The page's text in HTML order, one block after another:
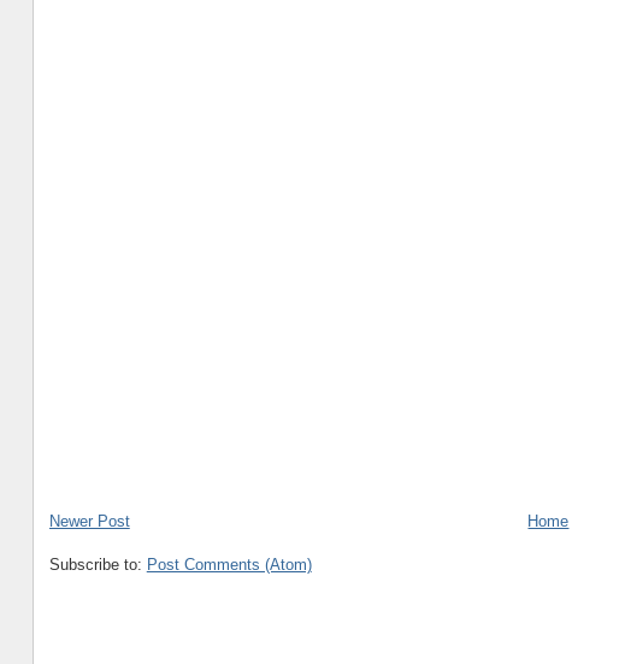
Newer Post Home
Subscribe to: Post Comments (Atom)